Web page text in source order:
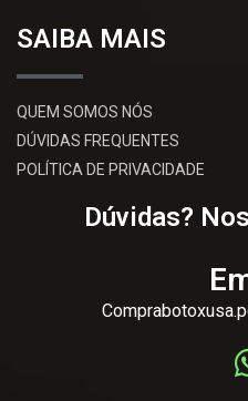
SAIBA MAIS
QUEM SOMOS NÓS
DÚVIDAS FREQUENTES
POLÍTICA DE PRIVACIDADE
Dúvidas?